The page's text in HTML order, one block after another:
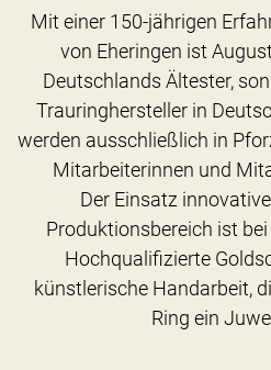
Mit einer 150-jährigen
von Eheringen ist
Deutschlands Ältester,
Trauringhersteller in
werden ausschließlich in
Mitarbeiterinnen und
Der Einsatz
Produktionsbereich ist
Hochqualifizierte
künstlerische Handarbeit,
Ring ein